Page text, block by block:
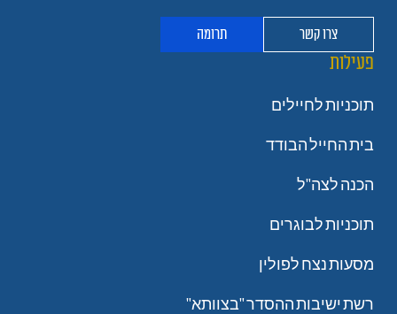
צרו קשר תרומה
פעילות
תוכניות לחיילים
בית החייל הבודד
הכנה לצה"ל
תוכניות לבוגרים
מסעות נצח לפולין
רשת ישיבות ההסדר "בצוותא"